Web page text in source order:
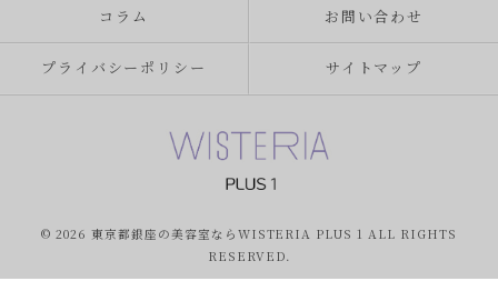
コラム お問い合わせ
プライバシーポリシー サイトマップ
© 2026 東京都銀座の美容室ならWISTERIA PLUS 1 ALL RIGHTS
RESERVED.